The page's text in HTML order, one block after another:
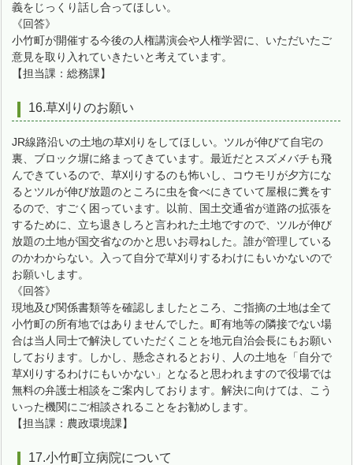
義をじっくり話し合ってほしい。
《回答》
小竹町が開催する今後の人権講演会や人権学習に、いただいたご
意見を取り入れていきたいと考えています。
【担当課：総務課】
16.草刈りのお願い
JR線路沿いの土地の草刈りをしてほしい。ツルが伸びて自宅の
裏、ブロック塀に絡まってきています。最近だとスズメバチも飛
んできているので、草刈りするのも怖いし、コウモリが夕方にな
るとツルが伸び放題のところに虫を食べにきていて屋根に糞をす
るので、すごく困っています。以前、国土交通省が道路の拡張を
するために、立ち退きしろと言われた土地ですので、ツルが伸び
放題の土地が国交省なのかと思いお尋ねした。誰が管理している
のかわからない。入って自分で草刈りするわけにもいかないので
お願いします。
《回答》
現地及び関係書類等を確認しましたところ、ご指摘の土地は全て
小竹町の所有地ではありませんでした。町有地等の隣接でない場
合は当人同士で解決していただくことを地元自治会長にもお願い
しております。しかし、懸念されるとおり、人の土地を「自分で
草刈りするわけにもいかない」となると思われますので役場では
無料の弁護士相談をご案内しております。解決に向けては、こう
いった機関にご相談されることをお勧めします。
【担当課：農政環境課】
17.小竹町立病院について